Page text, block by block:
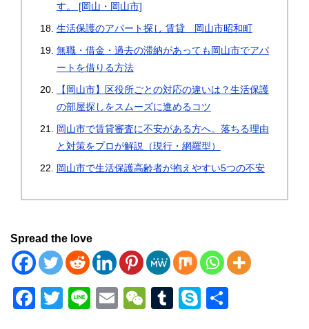
す。 [岡山・岡山市]
生活保護のアパート探し 賃貸 岡山市昭和町
無職・借金・過去の滞納があっても岡山市でアパ
ートを借りる方法
【岡山市】区役所ごとの対応の違いは？生活保護
の部屋探しをスムーズに進めるコツ
岡山市で賃貸審査に不安がある方へ。落ちる理由
と対策をプロが解説（現行・網羅型）
岡山市で生活保護高齢者が抱えやすい5つの不安
Spread the love
F
T
Li
E
W
T
S